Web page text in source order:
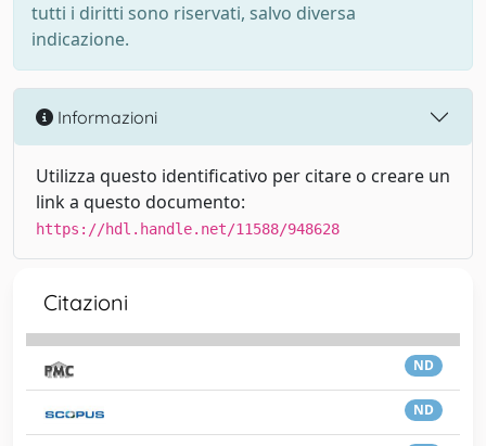
tutti i diritti sono riservati, salvo diversa
indicazione.
Informazioni
Utilizza questo identificativo per citare o creare un
link a questo documento:
https://hdl.handle.net/11588/948628
Citazioni
ND
ND